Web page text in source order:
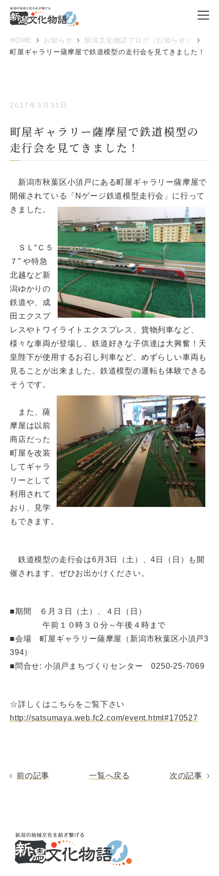
HOME お知らせ
新潟文化物語ブログ（お知らせ）
町屋ギャラリー薩摩屋で鉄道模型の走行会を見てきました！
2017年5月31日
町屋ギャラリー薩摩屋で鉄道模型の
走行会を見てきました！
新潟市秋葉区小須戸にある町屋ギャラリー薩摩屋で
開催されている
「Nゲージ鉄道模型走行会」に行って
きました。
ＳＬ“Ｃ５
７” や特急
北越など新
潟ゆかりの
鉄道や、成
田エクスプ
レスやトワイライトエクスプレス、貨物列車など、
様々な車両が登場し、鉄道好きな子供達は大興奮！天
皇陛下が使用するお召し列車など、めずらしい車両も
見ることが出来ました。鉄道模型の運転も体験できる
そうです。
また、薩
摩屋は以前
商店だった
町屋を改装
してギャラ
リーとして
利用されて
おり、見学
もできます。
鉄道模型の走行会は6月3日（土）、4日（日）も開
催されます。ぜひお出かけください。
■期間 ６月３日（土）、４日（日）
午前１０時３０分～午後４時まで
■会場 町屋ギャラリー薩摩屋（新潟市秋葉区小須戸3
394）
■問合せ: 小須戸まちづくりセンター 0250-25-7069
☆詳しくはこちらをご覧下さい
http://satsumaya.web.fc2.com/event.html#170527
前の記事 一覧へ戻る 次の記事